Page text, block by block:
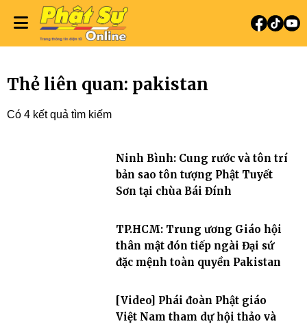
Thẻ liên quan: pakistan
Có 4 kết quả tìm kiếm
Ninh Bình: Cung rước và tôn trí
bản sao tôn tượng Phật Tuyết
Sơn tại chùa Bái Đính
TP.HCM: Trung ương Giáo hội
thân mật đón tiếp ngài Đại sứ
đặc mệnh toàn quyền Pakistan
[Video] Phái đoàn Phật giáo
Việt Nam tham dự hội thảo và